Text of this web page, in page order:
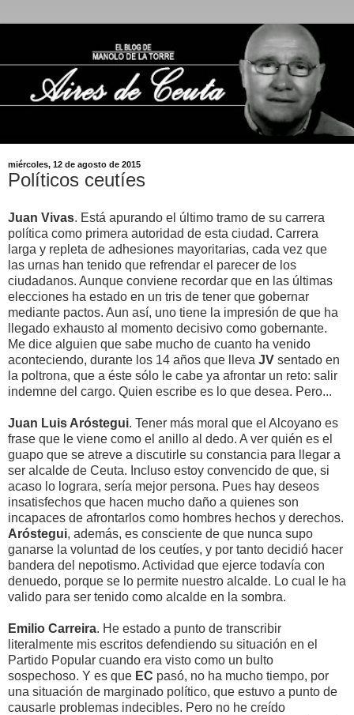
miércoles, 12 de agosto de 2015
Políticos ceutíes
Juan Vivas. Está apurando el último tramo de su carrera
política como primera autoridad de esta ciudad. Carrera
larga y repleta de adhesiones mayoritarias, cada vez que
las urnas han tenido que refrendar el parecer de los
ciudadanos. Aunque conviene recordar que en las últimas
elecciones ha estado en un tris de tener que gobernar
mediante pactos. Aun así, uno tiene la impresión de que ha
llegado exhausto al momento decisivo como gobernante.
Me dice alguien que sabe mucho de cuanto ha venido
aconteciendo, durante los 14 años que lleva JV sentado en
la poltrona, que a éste sólo le cabe ya afrontar un reto: salir
indemne del cargo. Quien escribe es lo que desea. Pero...
Juan Luis Aróstegui. Tener más moral que el Alcoyano es
frase que le viene como el anillo al dedo. A ver quién es el
guapo que se atreve a discutirle su constancia para llegar a
ser alcalde de Ceuta. Incluso estoy convencido de que, si
acaso lo lograra, sería mejor persona. Pues hay deseos
insatisfechos que hacen mucho daño a quienes son
incapaces de afrontarlos como hombres hechos y derechos.
Aróstegui, además, es consciente de que nunca supo
ganarse la voluntad de los ceutíes, y por tanto decidió hacer
bandera del nepotismo. Actividad que ejerce todavía con
denuedo, porque se lo permite nuestro alcalde. Lo cual le ha
valido para ser tenido como alcalde en la sombra.
Emilio Carreira. He estado a punto de transcribir
literalmente mis escritos defendiendo su situación en el
Partido Popular cuando era visto como un bulto
sospechoso. Y es que EC pasó, no ha mucho tiempo, por
una situación de marginado político, que estuvo a punto de
causarle problemas indecibles. Pero no he creído